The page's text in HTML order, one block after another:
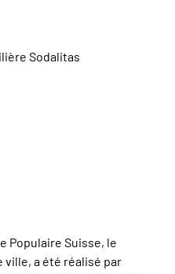
Sodalitas
Populaire Suisse, le
ville, a été réalisé par